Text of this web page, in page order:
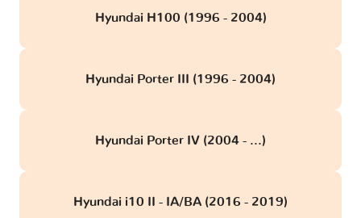
Hyundai H100 (1996 - 2004)
Hyundai Porter III (1996 - 2004)
Hyundai Porter IV (2004 - ...)
Hyundai i10 II - IA/BA (2016 - 2019)